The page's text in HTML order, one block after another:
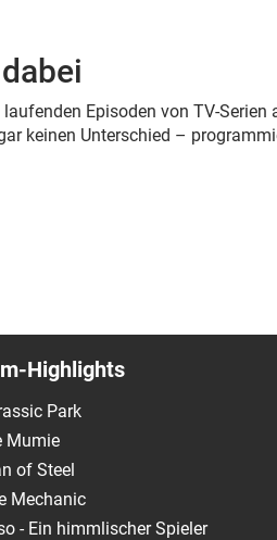
Episoden von TV-
keinen Unterschied –
Highlights
Park
Mumie
of Steel
Mechanic
- Ein himmlischer Spieler